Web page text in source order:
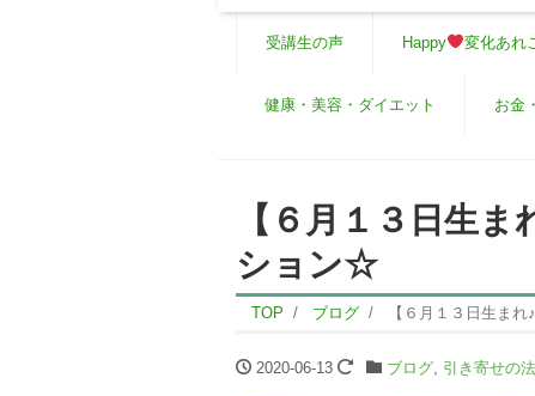
受講生の声 Happy 変化あれ
健康・美容・ダイエット お金
【６月１３日生
ション☆
TOP ブログ 【６月１３日生ま
2020-06-13 ブログ, 引き寄せの